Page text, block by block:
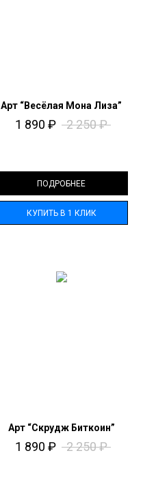
Арт “Весёлая Мона Лиза”
1 890 ₽ 2 250₽
ПОДРОБНЕЕ
КУПИТЬ В 1 КЛИК
Арт “Скрудж Биткоин”
1 890 ₽ 2 250₽